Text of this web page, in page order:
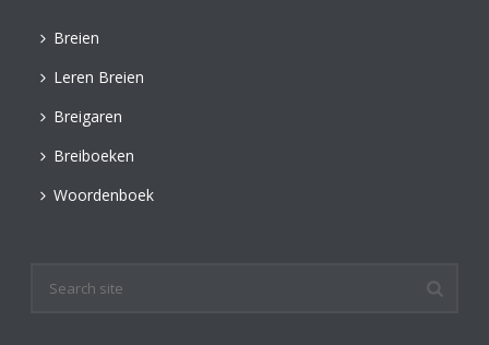
Breien
Leren Breien
Breigaren
Breiboeken
Woordenboek